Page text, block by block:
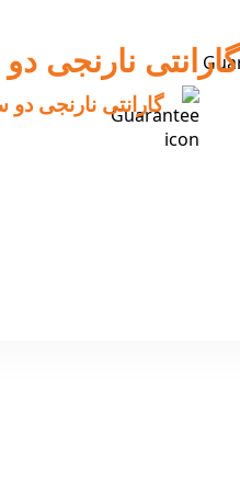
گارانتی نارنجی
گارانتی نارنجی دو